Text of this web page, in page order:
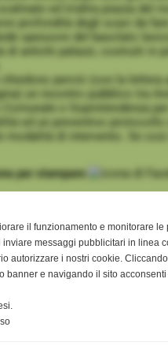
ed in'altra piazza del
profondità degli scavi da
spessore del basolato
di antichi palazzi, costruiti in
chiedono perciò (con la lettera
un incontro pubblico tra
Comunale e Soprintendenza
ed un preventivo protocollo
modalità di intervento. Se così
il funzionamento e monitorare
messaggi pubblicitari in linea
autorizzare i nostri cookie.
banner e navigando il sito